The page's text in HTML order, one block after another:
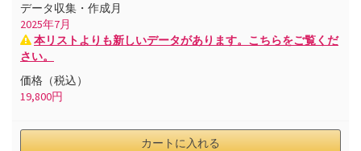
データ収集・作成月
2025年7月
本リストよりも新しいデータがあります。こちらをご覧くだ
さい。
価格（税込）
19,800円
カートに入れる